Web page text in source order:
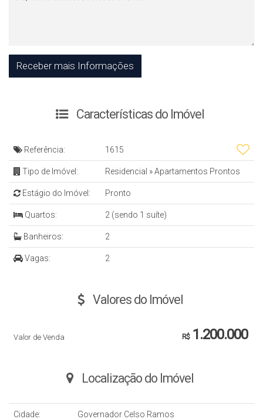
Características do Imóvel
Referência: 1615
Tipo de Imóvel: Residencial »Apartamentos Prontos
Estágio do Imóvel: Pronto
Quartos: 2 (sendo 1 suíte)
Banheiros: 2
Vagas: 2
Valores do Imóvel
R$1.200.000
Valor de Venda
Localização do Imóvel
Cidade: Governador Celso Ramos